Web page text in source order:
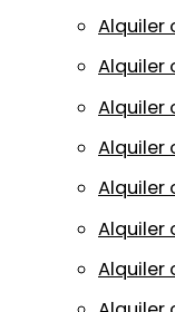
Alquiler
Alquiler
Alquiler
Alquiler
Alquiler
Alquiler
Alquiler